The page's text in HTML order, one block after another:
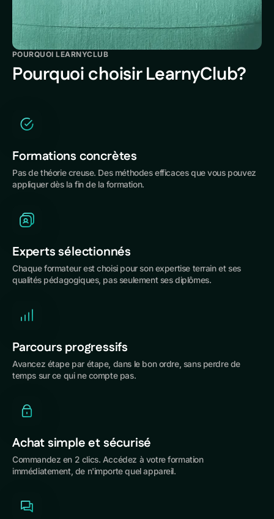
POURQUOI LEARNYCLUB
Pourquoi choisir LearnyClub?
Formations concrètes
Pas de théorie creuse. Des méthodes efficaces que vous pouvez
appliquer dès la fin de la formation.
Experts sélectionnés
Chaque formateur est choisi pour son expertise terrain et ses
qualités pédagogiques, pas seulement ses diplômes.
Parcours progressifs
Avancez étape par étape, dans le bon ordre, sans perdre de
temps sur ce qui ne compte pas.
Achat simple et sécurisé
Commandez en 2 clics. Accédez à votre formation
immédiatement, de n'importe quel appareil.